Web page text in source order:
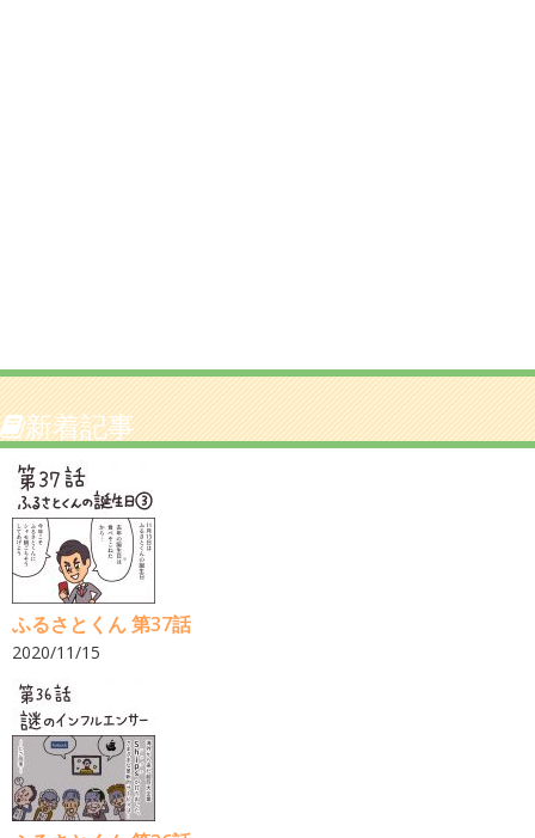
新着記事
ふるさとくん 第37話
2020/11/15